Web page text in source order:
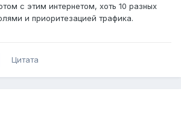
с этим интернетом, хоть 10 разных
и приоритезацией трафика.
Цитата